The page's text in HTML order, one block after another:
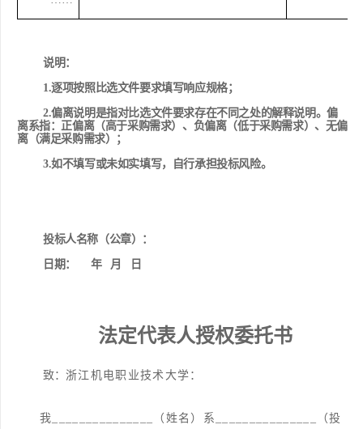
说明：
1 .逐项按照比选文件要求填写响应规格；
2.偏离说明是指对比选文件要求存在不同之处的解释说明。偏
离系指：正偏离（高于采购需求）、负偏离（低于采购需求）、无偏
离（满足采购需求）；
3.如不填写或未如实填写，自行承担投标风险。
投标人名称（公章）：
日期： 年 月 日
法定代表人授权委托书
致： 浙江机电职业技术 大学 ：
我 _______________（姓名）系_______________（投